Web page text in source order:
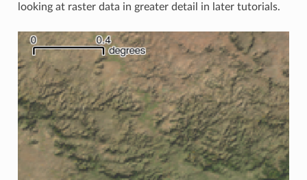
looking at raster data in greater detail in later tutorials.